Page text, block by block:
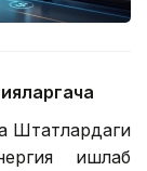
Штатлардаги
ишлаб